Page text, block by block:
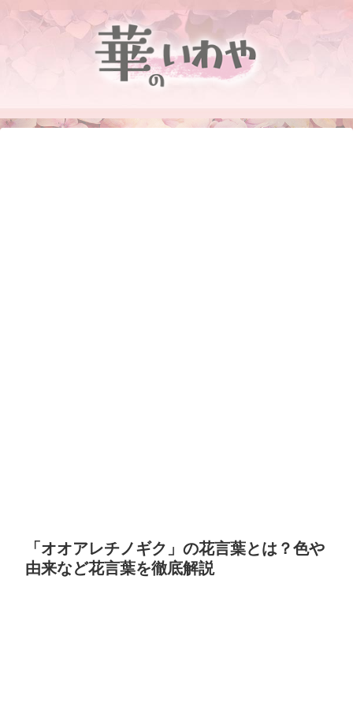
「オオアレチノギク」の花言葉とは？色や
由来など花言葉を徹底解説